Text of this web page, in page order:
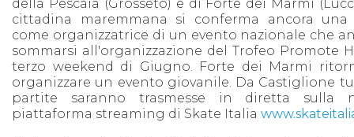
della Pescaia (Grosseto) e di Forte dei Marmi
cittadina maremmana si conferma ancora una
come organizzatrice di un evento nazionale che
sommarsi all'organizzazione del Trofeo Promote
terzo weekend di Giugno. Forte dei Marmi
organizzare un evento giovanile. Da Castiglione
partite saranno trasmesse in diretta sulla
piattaforma streaming di Skate Italia